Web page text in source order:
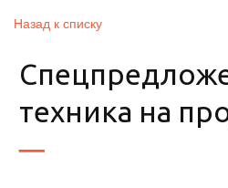
Назад к списку
техника на